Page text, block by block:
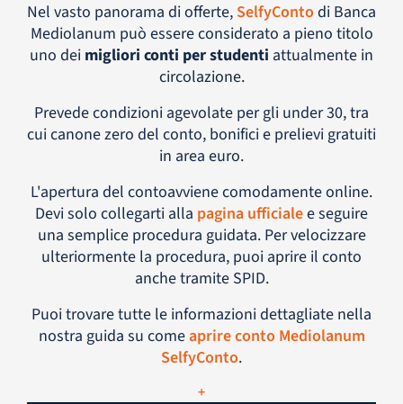
Nel vasto panorama di offerte, SelfyContodi Banca
Mediolanum può essere considerato a pieno titolo
uno dei migliori conti per studenti attualmente in
circolazione.
Prevede condizioni agevolate per gli under 30, tra
cui canone zero del conto, bonifici e prelievi gratuiti
in area euro.
L'apertura del contoavviene comodamente online.
Devi solo collegarti alla pagina ufficialee seguire
una semplice procedura guidata. Per velocizzare
ulteriormente la procedura, puoi aprire il conto
anche tramite SPID.
Puoi trovare tutte le informazioni dettagliate nella
nostra guida su comeaprire conto Mediolanum
SelfyConto.
+